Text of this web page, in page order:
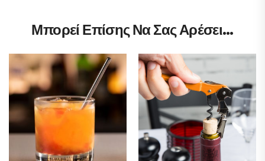
Μπορεί Επίσης Να Σας Αρέσει…